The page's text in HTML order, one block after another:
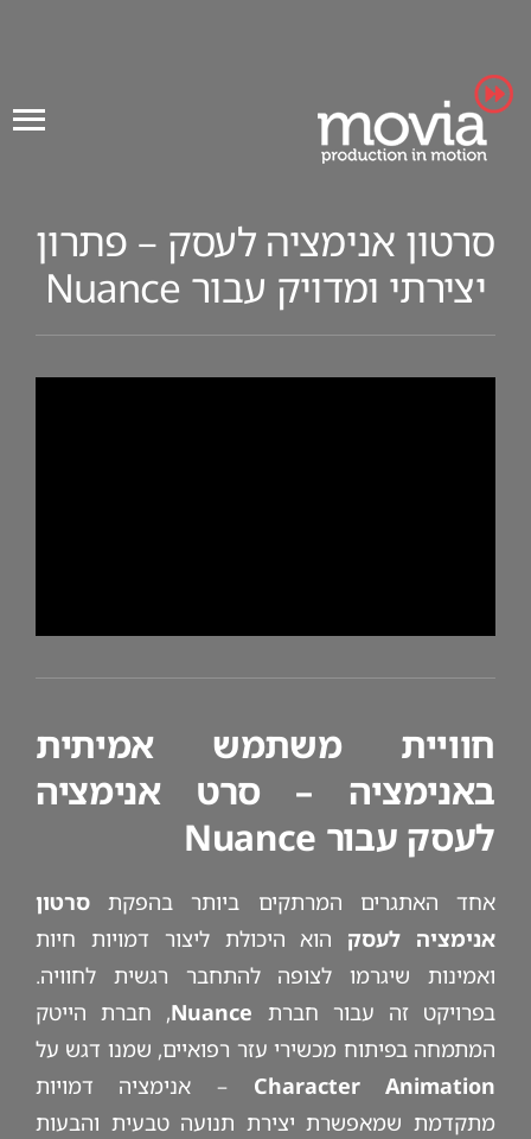
content
סרטון אנימציה לעסק – פתרון
יצירתי ומדויק עבור Nuance
חוויית משתמש אמיתית
באנימציה – סרט אנימציה
לעסק עבור Nuance
אחד האתגרים המרתקים ביותר בהפקתסרטון
אנימציה לעסק הוא היכולת ליצור דמויות חיות
ואמינות שיגרמו לצופה להתחבר רגשית לחוויה.
בפרויקט זה עבור חברת Nuance, חברת הייטק
המתמחה בפיתוח מכשירי עזר רפואיים, שמנו דגש על
Character Animation – אנימציה דמויות
מתקדמת שמאפשרת יצירת תנועה טבעית והבעות